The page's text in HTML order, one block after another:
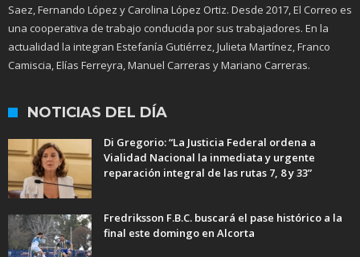
Saez, Fernando López y Carolina López Ortiz. Desde 2017, El Correo es
una cooperativa de trabajo conducida por sus trabajadores. En la
actualidad la integran Estefanía Gutiérrez, Julieta Martínez, Franco
Camiscia, Elías Ferreyra, Manuel Carreras y Mariano Carreras.
NOTICIAS DEL DÍA
Di Gregorio: “La Justicia Federal ordena a
Vialidad Nacional la inmediata y urgente
reparación integral de las rutas 7, 8 y 33”
Fredriksson F.B.C. buscará el pase histórico a la
final este domingo en Alcorta